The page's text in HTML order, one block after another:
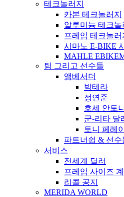
테크놀러지
카본 테크놀러지
알루미늄 테크놀
프레임 테크놀러
시마노 E-BIKE
MAHLE
팀 그리고 선수들
앰베서더
박테라
정연준
호세 안토
군-리타 달
토니 페레
파트너쉽 & 선수
서비스
전세계 딜러
프레임 사이즈 계
리콜 공지
MERIDA WORLD